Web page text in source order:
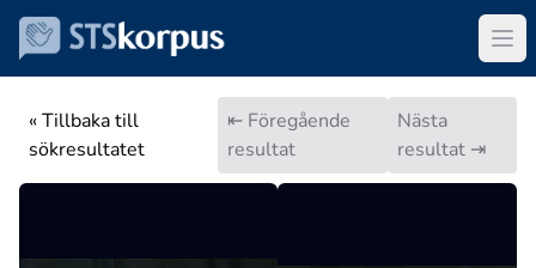
« Tillbaka till
sökresultatet
⇤ Föregående
resultat
Nästa
resultat ⇥